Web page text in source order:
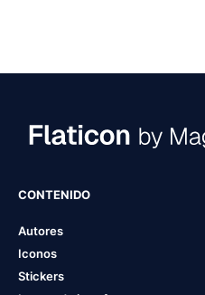
CONTENIDO
Autores
Iconos
Stickers